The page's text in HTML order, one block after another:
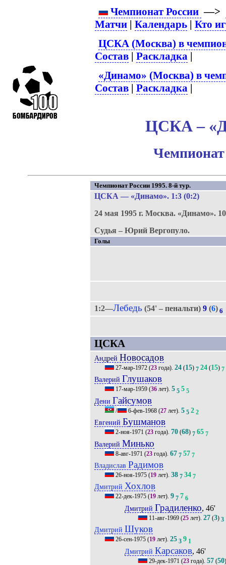
Чемпионат России —>
Матчи |Календарь |Кто
ЦСКА (Москва) в
Состав |Раскладка |
«Динамо» (Москва) в
Состав |Раскладка |
ЦСКА –
Чемпионат
Чемпионат России 1995. 8-й тур.
ЦСКА — «Динамо». 1:3 (0:2)
24 мая 1995 г. Москва. «Динамо».
Судья – Юрий Вергопуло.
Голы
1:2—Лебедь (54' – пенальти) 9(6) 6
ЦСКА
Андрей Новосадов
27-мар-1972(23года). 24(15) 7 24(15) 7
Валерий Глушаков
17-мар-1959(36лет). 5 5 5 5
Дени Гайсумов
/ 6-фев-1968(27лет). 5 5 2 2
Евгений Бушманов
2-ноя-1971 (23года). 70(68) 7 65 7
Валерий Минько
8-авг-1971 (23года). 67 7 57 7
Владислав Радимов
26-ноя-1975(19лет). 38 7 34 7
Дмитрий Хохлов
22-дек-1975(19лет). 9 7 7 6
Дмитрий Градиленко, 46'
11-авг-1969 (25 лет).27 (3) 3
Дмитрий Шуков
26-сен-1975(19лет). 25 3 9 1
Дмитрий Карсаков, 46'
29-дек-1971 (23 года).57 (50